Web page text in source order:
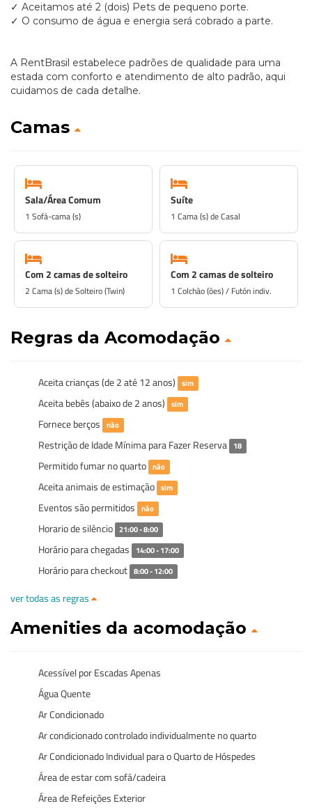
✓ Aceitamos até 2 (dois) Pets de pequeno porte.
✓ O consumo de água e energia será cobrado a parte.
A RentBrasil estabelece padrões de qualidade para uma
estada com conforto e atendimento de alto padrão, aqui
cuidamos de cada detalhe.
Camas
Sala/Área Comum
1 Sofá-cama (s)
Suíte
1 Cama (s) de Casal
Com 2 camas de solteiro
2 Cama (s) de Solteiro (Twin)
Com 2 camas de solteiro
1 Colchão (ões) / Futón indiv.
Regras da Acomodação
Aceita crianças (de 2 até 12 anos) sim
Aceita bebês (abaixo de 2 anos) sim
Fornece berços não
Restrição de Idade Mínima para Fazer Reserva 18
Permitido fumar no quarto não
Aceita animais de estimação sim
Eventos são permitidos não
Horario de silêncio 21:00 - 8:00
Horário para chegadas 14:00 - 17:00
Horário para checkout 8:00 - 12:00
ver todas as regras
Amenities da acomodação
Acessível por Escadas Apenas
Água Quente
Ar Condicionado
Ar condicionado controlado individualmente no quarto
Ar Condicionado Individual para o Quarto de Hóspedes
Área de estar com sofá/cadeira
Área de Refeições Exterior